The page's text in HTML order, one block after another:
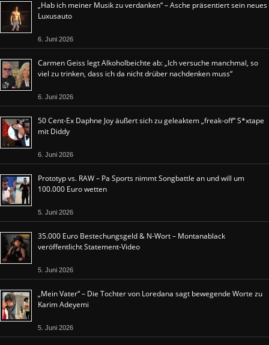
„Hab ich meiner Musik zu verdanken“ – Asche präsentiert sein neues
Luxusauto
6. Juni 2026
Carmen Geiss legt Alkoholbeichte ab: „Ich versuche manchmal, so
viel zu trinken, dass ich da nicht drüber nachdenken muss“
6. Juni 2026
50 Cent-Ex Daphne Joy äußert sich zu geleaktem „freak-off“ S*xtape
mit Diddy
6. Juni 2026
Prototyp vs. RAW – Pa Sports nimmt Songbattle an und will um
100.000 Euro wetten
5. Juni 2026
35.000 Euro Bestechungsgeld & N-Wort – Montanablack
veröffentlicht Statement-Video
5. Juni 2026
„Mein Vater“ – Die Tochter von Loredana sagt bewegende Worte zu
Karim Adeyemi
5. Juni 2026